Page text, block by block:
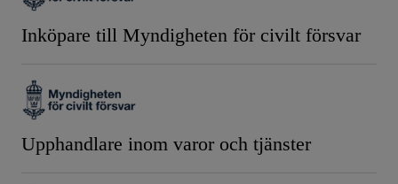
Inköpare till Myndigheten för civilt försvar
Upphandlare inom varor och tjänster